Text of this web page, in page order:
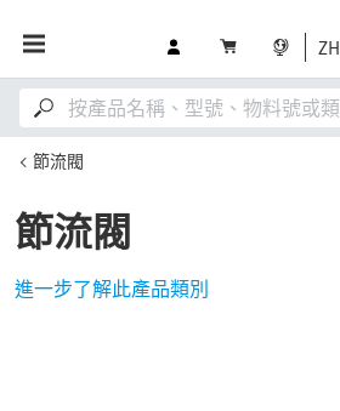
ZH
節流閥
節流閥
進一步了解此產品類別